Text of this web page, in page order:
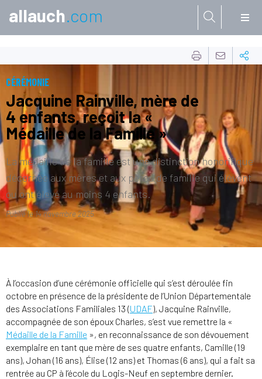
allauch.com
CÉRÉMONIE
Jacquine Rainville, mère de
4 enfants, reçoit la «
Médaille de la Famille »
La médaille de la famille est une distinction honorifique
décernée aux mères et aux pères de famille qui élèvent
ou ont élevé au moins 4 enfants.
Publié le 14 novembre 2025
À l’occasion d’une cérémonie officielle qui s’est déroulée fin
octobre en présence de la présidente de l’Union Départementale
des Associations Familiales 13 (UDAF), Jacquine Rainville,
accompagnée de son époux Charles, s’est vue remettre la «
Médaille de la Famille », en reconnaissance de son dévouement
exemplaire en tant que mère de ses quatre enfants, Camille (19
ans), Johan (16 ans), Élise (12 ans) et Thomas (6 ans), qui a fait sa
rentrée au CP à l’école du Logis-Neuf en septembre dernier.